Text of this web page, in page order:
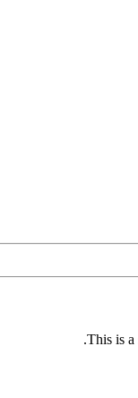
This is a